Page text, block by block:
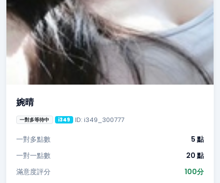
婉晴
一對多等待中 i349 ID: i349_300777
一對多點數
5 點
一對一點數
20 點
滿意度評分
100分